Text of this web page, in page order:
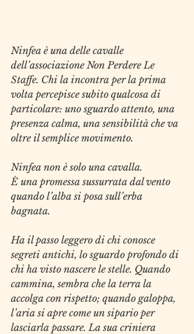
Ninfea è una delle cavalle
dell’associazione Non Perdere Le
Staffe. Chi la incontra per la prima
volta percepisce subito qualcosa di
particolare: uno sguardo attento, una
presenza calma, una sensibilità che va
oltre il semplice movimento.
Ninfea non è solo una cavalla.
È una promessa sussurrata dal vento
quando l’alba si posa sull’erba
bagnata.
Ha il passo leggero di chi conosce
segreti antichi, lo sguardo profondo di
chi ha visto nascere le stelle. Quando
cammina, sembra che la terra la
accolga con rispetto; quando galoppa,
l’aria si apre come un sipario per
lasciarla passare. La sua criniera